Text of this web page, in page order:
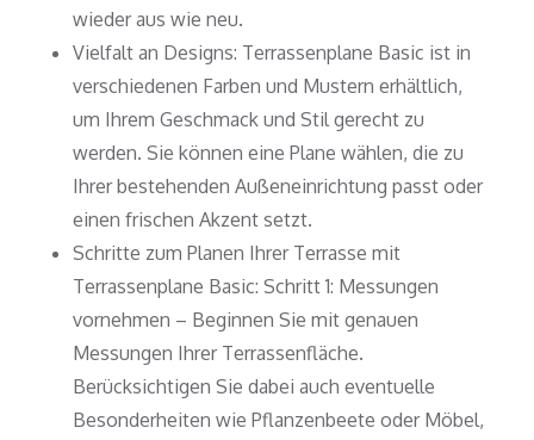
wieder aus wie neu.
Vielfalt an Designs: Terrassenplane Basic ist in
verschiedenen Farben und Mustern erhältlich,
um Ihrem Geschmack und Stil gerecht zu
werden. Sie können eine Plane wählen, die zu
Ihrer bestehenden Außeneinrichtung passt oder
einen frischen Akzent setzt.
Schritte zum Planen Ihrer Terrasse mit
Terrassenplane Basic: Schritt 1: Messungen
vornehmen – Beginnen Sie mit genauen
Messungen Ihrer Terrassenfläche.
Berücksichtigen Sie dabei auch eventuelle
Besonderheiten wie Pflanzenbeete oder Möbel,